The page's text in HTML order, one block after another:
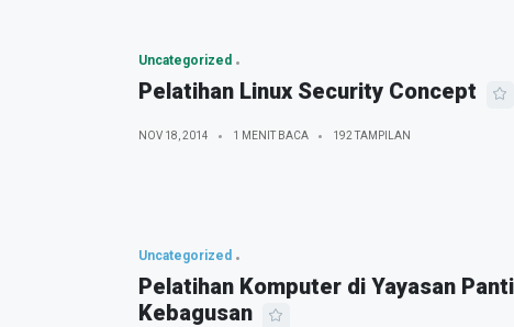
Uncategorized
Pelatihan Linux Security Concept
NOV 18, 2014 1 MENIT BACA 192 TAMPILAN
Uncategorized
Pelatihan Komputer di Yayasan
Kebagusan